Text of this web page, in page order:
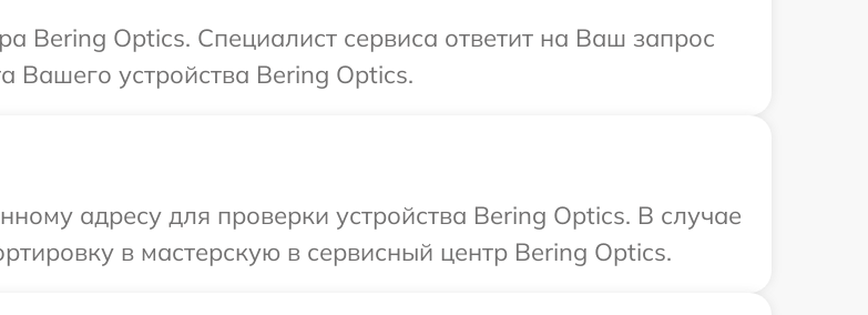
Bering Optics. Специалист сервиса ответит на Ваш запрос
Вашего устройства Bering Optics.
адресу для проверки устройства Bering Optics. В случае
в мастерскую в сервисный центр Bering Optics.